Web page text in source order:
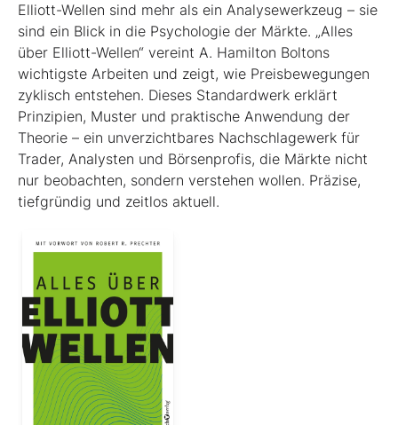
Elliott-Wellen sind mehr als ein Analysewerkzeug – sie
sind ein Blick in die Psychologie der Märkte. „Alles
über Elliott-Wellen“ vereint A. Hamilton Boltons
wichtigste Arbeiten und zeigt, wie Preisbewegungen
zyklisch entstehen. Dieses Standardwerk erklärt
Prinzipien, Muster und praktische Anwendung der
Theorie – ein unverzichtbares Nachschlagewerk für
Trader, Analysten und Börsenprofis, die Märkte nicht
nur beobachten, sondern verstehen wollen. Präzise,
tiefgründig und zeitlos aktuell.